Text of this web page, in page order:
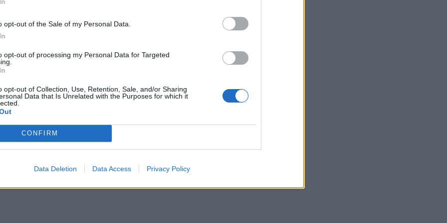
opt-out of the Sale of my Personal Data.
opt-out of processing my Personal Data for Targeted
opt-out of Collection, Use, Retention, Sale, and/or Sharing
Data that Is Unrelated with the Purposes for which it
CONFIRM
Data Deletion Data Access Privacy Policy
ψάχνουν το αντίδοτο στην…
να παραμείνουν ένα βήμα μπροστά
λανθασμένες πληροφορίες για...